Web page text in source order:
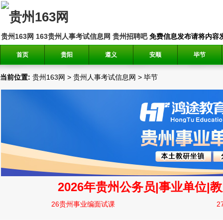
贵州163网 163贵州人事考试信息网 贵州招聘吧免费信息发布请将内容
首页 贵阳 遵义 安顺 毕节
当前位置: 贵州163网 > 贵州人事考试信息网 > 毕节